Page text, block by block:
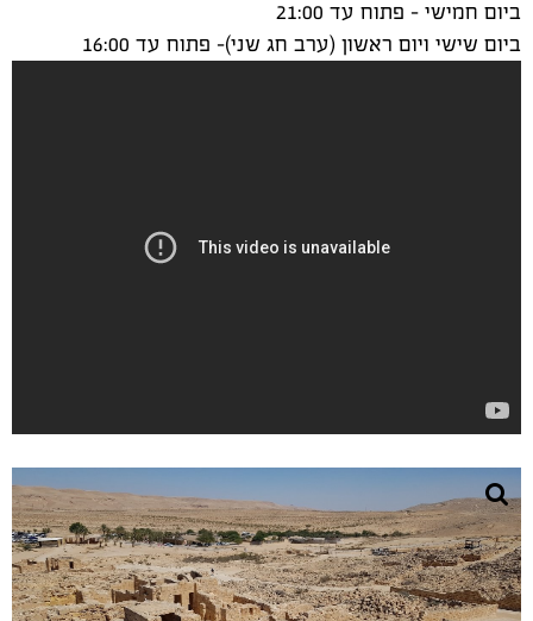
ביום חמישי - פתוח עד 21:00
ביום שישי ויום ראשון (ערב חג שני)- פתוח עד 16:00